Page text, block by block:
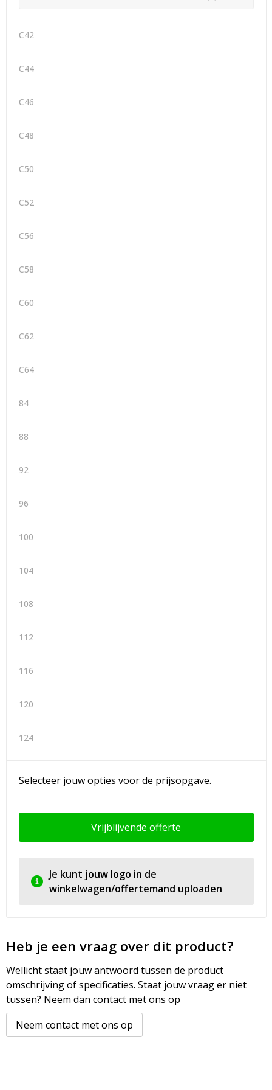
C42
C44
C46
C48
C50
C52
C56
C58
C60
C62
C64
84
88
92
96
100
104
108
112
116
120
124
Selecteer jouw opties voor de prijsopgave.
Vrijblijvende offerte
Je kunt jouw logo in de
winkelwagen/offertemand uploaden
Heb je een vraag over dit product?
Wellicht staat jouw antwoord tussen de product
omschrijving of specificaties. Staat jouw vraag er niet
tussen? Neem dan contact met ons op
Neem contact met ons op